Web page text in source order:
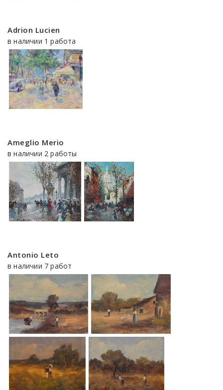
Adrion Lucien
в наличии 1 работа
Ameglio Merio
в наличии 2 работы
Antonio Leto
в наличии 7 работ